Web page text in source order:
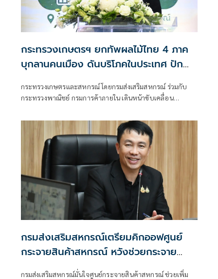
กระทรวงเกษตรฯ ยกทัพผลไม้ไทย 4 ภาค
บุกลานคนเมือง ดันบริโภคในประเทศ ปัก
กระทรวงเกษตรและสหกรณ์ โดยกรมส่งเสริมสหกรณ์ ร่วมกับ
กระทรวงพาณิชย์ กรมการค้าภายใน เดินหน้าขับเคลื่อน
ใหญ่ “Thailand : The Land of Tropical Fruits” ภายใต้แนวคิด
Fresh From Farm มหัศจรรย์ผลไม้ 4 ภาค ณ ศาลาว่าการ
กรุงเทพมหานคร
กรมส่งเสริมสหกรณ์เตรียมคิกออฟศูนย์
กระจายสินค้าสหกรณ์ หวังช่วยกระจาย
สินค้าดาวเด่นประจำจังหวัดทั่วไทย
กรมส่งเสริมสหกรณ์มั่นใจศูนย์กระจายสินค้าสหกรณ์ ช่วยเพิ่ม